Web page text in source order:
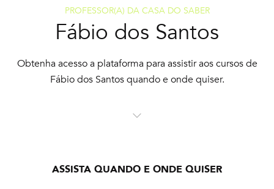
PROFESSOR(A) DA CASA DO SABER
Fábio dos Santos
Obtenha acesso a plataforma para assistir aos cursos de
Fábio dos Santos quando e onde quiser.
ASSISTA QUANDO E ONDE QUISER